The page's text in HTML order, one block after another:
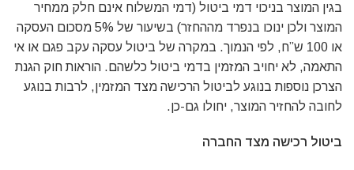
בגין המוצר בניכוי דמי ביטול (דמי המשלוח אינם חלק ממחיר
המוצר ולכן ינוכו בנפרד מההחזר) בשיעור של 5% מסכום העסקה
או 100 ש”ח, לפי הנמוך. במקרה של ביטול עסקה עקב פגם או אי
התאמה, לא יחויב המזמין בדמי ביטול כלשהם. הוראות חוק הגנת
הצרכן נוספות בנוגע לביטול הרכישה מצד המזמין, לרבות בנוגע
לחובה להחזיר המוצר, יחולו גם-כן.
ביטול רכישה מצד החברה